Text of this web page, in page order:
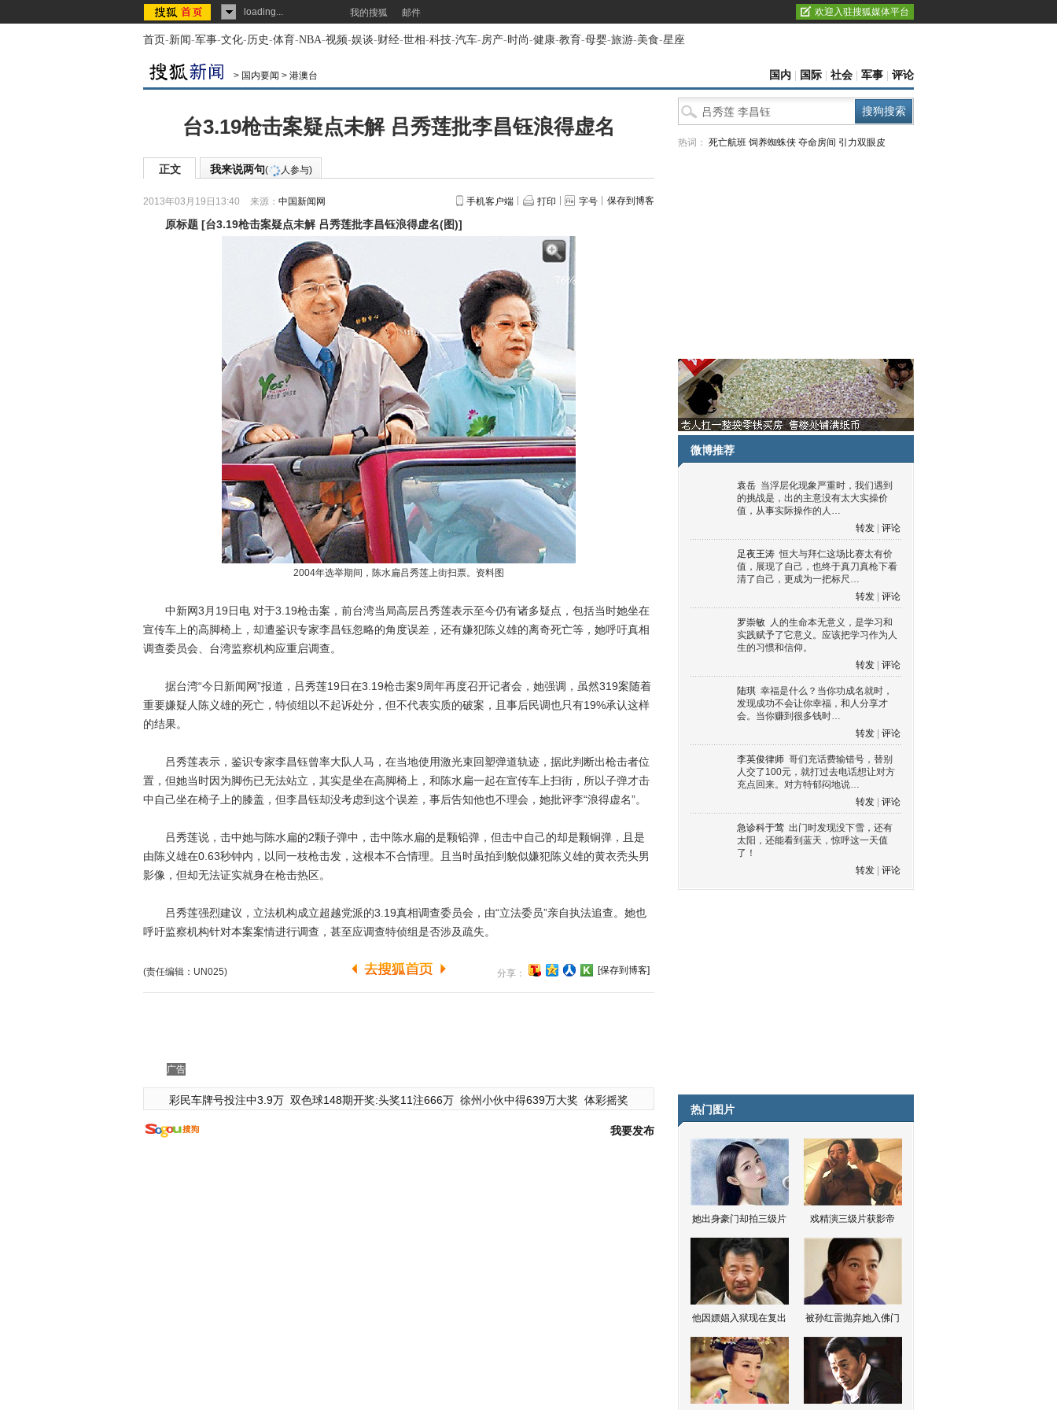
loading... 我的搜狐 邮件 欢迎入驻搜狐媒体平台
首页-新闻-军事-文化-历史-体育-NBA-视频-娱谈-财经-世相-科技-汽车-房产-时尚-健康-教育-母婴-旅游-美食-星座
> 国内要闻 > 港澳台 国内 国际 社会 军事 评论
台3.19枪击案疑点未解 吕秀莲批李昌钰浪得虚名
正文 我来说两句( 人参与)
2013年03月19日13:40 来源： 中国新闻网 手机客户端 打印 字号 保存到博客
原标题 [台3.19枪击案疑点未解 吕秀莲批李昌钰浪得虚名(图)]
2004年选举期间，陈水扁吕秀莲上街扫票。资料图
中新网3月19日电 对于3.19枪击案，前台湾当局高层吕秀莲表示至今仍有诸多疑点，包括当时她坐在
宣传车上的高脚椅上，却遭鉴识专家李昌钰忽略的角度误差，还有嫌犯陈义雄的离奇死亡等，她呼吁真相
调查委员会、台湾监察机构应重启调查。
据台湾“今日新闻网”报道，吕秀莲19日在3.19枪击案9周年再度召开记者会，她强调，虽然319案随着
重要嫌疑人陈义雄的死亡，特侦组以不起诉处分，但不代表实质的破案，且事后民调也只有19%承认这样
的结果。
吕秀莲表示，鉴识专家李昌钰曾率大队人马，在当地使用激光束回塑弹道轨迹，据此判断出枪击者位
置，但她当时因为脚伤已无法站立，其实是坐在高脚椅上，和陈水扁一起在宣传车上扫街，所以子弹才击
中自己坐在椅子上的膝盖，但李昌钰却没考虑到这个误差，事后告知他也不理会，她批评李“浪得虚名”。
吕秀莲说，击中她与陈水扁的2颗子弹中，击中陈水扁的是颗铅弹，但击中自己的却是颗铜弹，且是
由陈义雄在0.63秒钟内，以同一枝枪击发，这根本不合情理。且当时虽拍到貌似嫌犯陈义雄的黄衣秃头男
影像，但却无法证实就身在枪击热区。
吕秀莲强烈建议，立法机构成立超越党派的3.19真相调查委员会，由“立法委员”亲自执法追查。她也
呼吁监察机构针对本案案情进行调查，甚至应调查特侦组是否涉及疏失。
(责任编辑：UN025) 分享： [保存到博客]
广告
彩民车牌号投注中3.9万 双色球148期开奖:头奖11注666万 徐州小伙中得639万大奖 体彩摇奖
我要发布
热词： 死亡航班 饲养蜘蛛侠 夺命房间 引力双眼皮
微博推荐
袁岳 当浮层化现象严重时，我们遇到
的挑战是，出的主意没有太大实操价
值，从事实际操作的人…
转发
评论
足夜王涛 恒大与拜仁这场比赛太有价
值，展现了自己，也终于真刀真枪下看
清了自己，更成为一把标尺…
转发
评论
罗崇敏 人的生命本无意义，是学习和
实践赋予了它意义。应该把学习作为人
生的习惯和信仰。
转发
评论
陆琪 幸福是什么？当你功成名就时，
发现成功不会让你幸福，和人分享才
会。当你赚到很多钱时…
转发
评论
李英俊律师 哥们充话费输错号，替别
人交了100元，就打过去电话想让对方
充点回来。对方特郁闷地说…
转发
评论
急诊科于莺 出门时发现没下雪，还有
太阳，还能看到蓝天，惊呼这一天值
了！
转发
评论
热门图片
她出身豪门却拍三级片 戏精演三级片获影帝
他因嫖娼入狱现在复出 被孙红雷抛弃她入佛门